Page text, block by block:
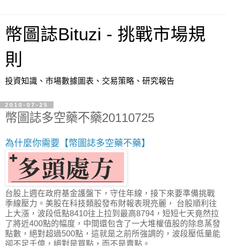
幣圖誌Bituzi - 挑戰市場規
則
投資知識、市場數據圖表、交易策略、研究報告
2010-07-25
幣圖誌多空藥不藥20110725
為什麼你需要【幣圖誌多空藥不藥】
台股上週在政府基金護盤下，守住年線，接下來要準備挑戰
季線壓力。美股在科技類股發布財報表現亮麗， 台股順利往
上大漲，波段低點8410往上拉到最高8794，短短七天竟然拉
了將近400點的幅度，中間還包含了一大堆權值股的除息蒸發
點數，絕對超過500點，這就是之前所強調的，波段壓低量能
卻不足千億，絕對是買點，而不是賣點。